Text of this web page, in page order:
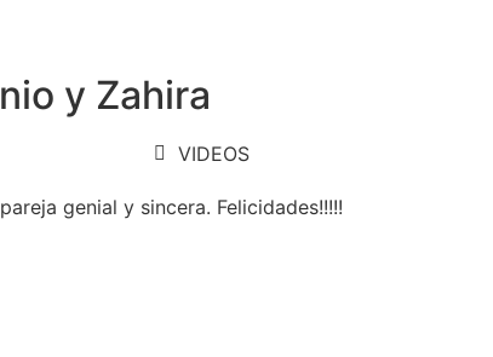
y Zahira
VIDEOS
genial y sincera. Felicidades!!!!!